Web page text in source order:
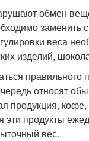
обмен
веса
изделий,
правильного
относят
продукция,
эти продукты
вес.